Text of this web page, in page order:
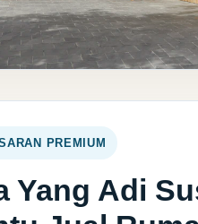
PREMIUM
Yang Adi